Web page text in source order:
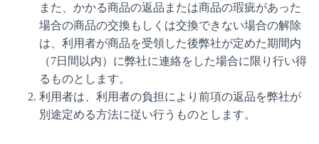
また、かかる商品の返品または商品の瑕疵があった
場合の商品の交換もしくは交換できない場合の解除
は、利用者が商品を受領した後弊社が定めた期間内
（7日間以内）に弊社に連絡をした場合に限り行い得
るものとします。
利用者は、利用者の負担により前項の返品を弊社が
別途定める方法に従い行うものとします。